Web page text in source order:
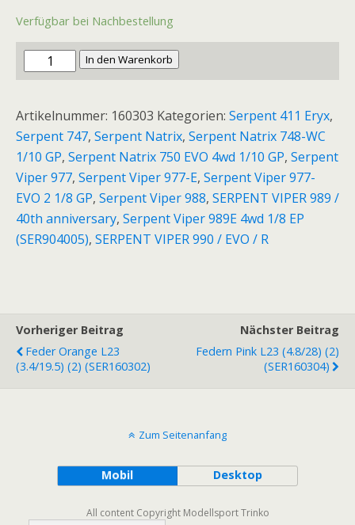
Verfügbar bei Nachbestellung
Serpent
Feder
L23
(4,1
/
23,5)
(2)
(SER160303)
Menge
In den Warenkorb
Artikelnummer: 160303 Kategorien: Serpent 411 Eryx,
Serpent 747, Serpent Natrix, Serpent Natrix 748-WC
1/10 GP, Serpent Natrix 750 EVO 4wd 1/10 GP, Serpent
Viper 977, Serpent Viper 977-E, Serpent Viper 977-
EVO 2 1/8 GP, Serpent Viper 988, SERPENT VIPER 989 /
40th anniversary, Serpent Viper 989E 4wd 1/8 EP
(SER904005), SERPENT VIPER 990 / EVO / R
Vorheriger Beitrag
Feder Orange L23
(3.4/19.5) (2) (SER160302)
Nächster Beitrag
Federn Pink L23 (4.8/28) (2)
(SER160304)
Zum Seitenanfang
Mobil Desktop
All content Copyright Modellsport Trinko